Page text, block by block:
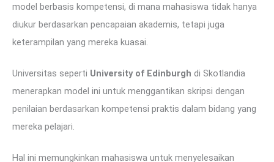
model berbasis kompetensi, di mana mahasiswa tidak hanya
diukur berdasarkan pencapaian akademis, tetapi juga
keterampilan yang mereka kuasai.
Universitas seperti University of Edinburgh di Skotlandia
menerapkan model ini untuk menggantikan skripsi dengan
penilaian berdasarkan kompetensi praktis dalam bidang yang
mereka pelajari.
Hal ini memungkinkan mahasiswa untuk menyelesaikan